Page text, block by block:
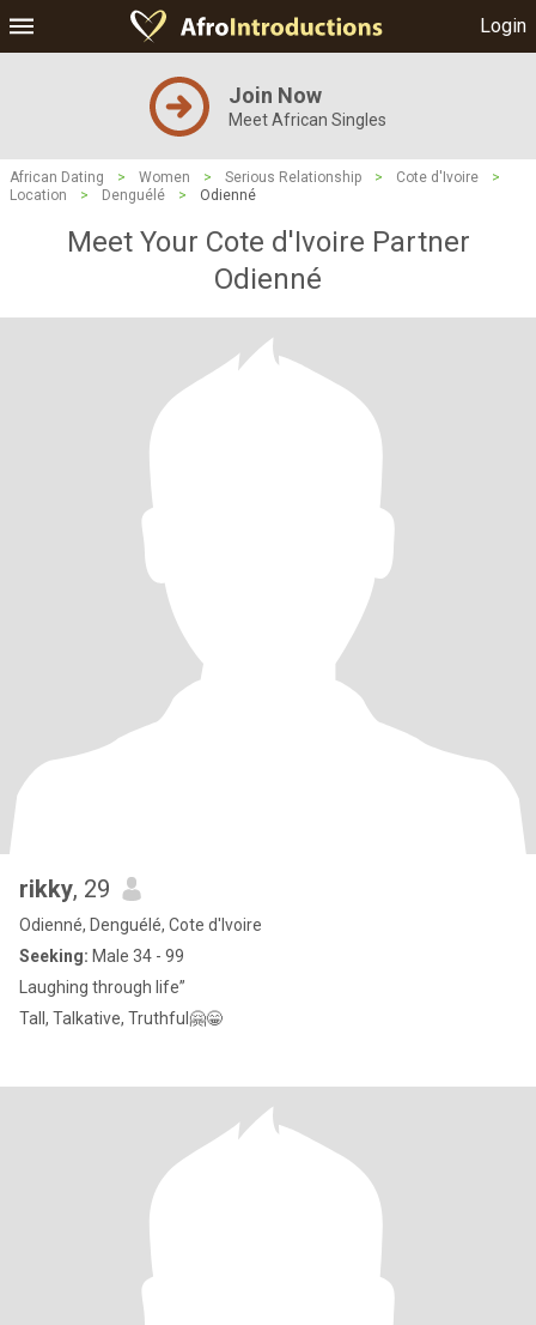
Login
Join Now
Meet African Singles
African Dating > Women > Serious Relationship > Cote d'Ivoire
>
Location
> Denguélé > Odienné
Meet Your Cote d'Ivoire Partner
Odienné
rikky, 29
Odienné, Denguélé, Cote d'Ivoire
Seeking: Male 34 - 99
Laughing through life”
Tall, Talkative, Truthful🤗😁